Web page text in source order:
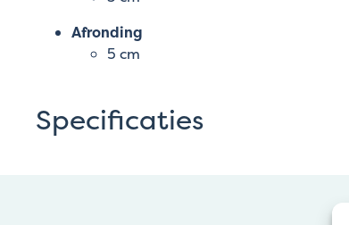
Afronding
5 cm
Specificaties